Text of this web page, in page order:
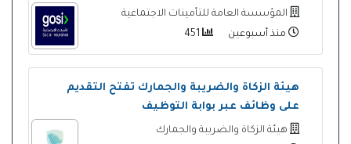
المؤسسة العامة للتأمينات الاجتماعية
منذ أسبوعين
هيئة الزكاة والضريبة والجمارك تفتح التقديم
على وظائف عبر بوابة التوظيف
هيئة الزكاة والضريبة والجمارك